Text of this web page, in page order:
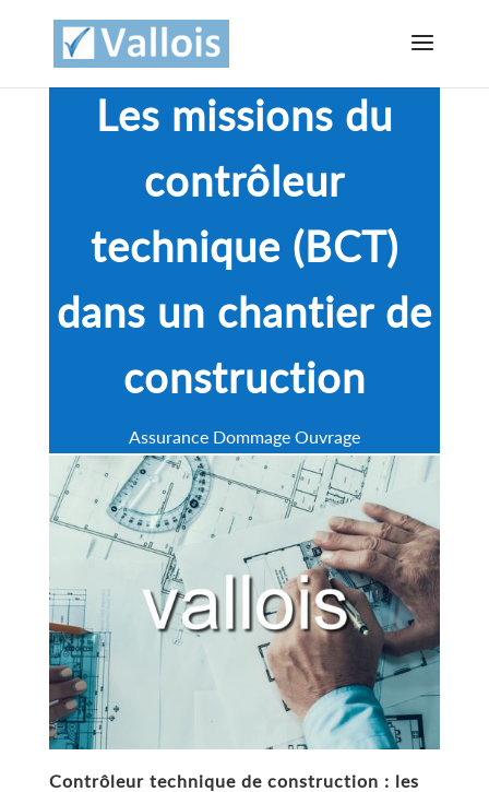
Les missions du
contrôleur
technique (BCT)
dans un chantier de
construction
Assurance Dommage Ouvrage
Contrôleur technique de construction : les